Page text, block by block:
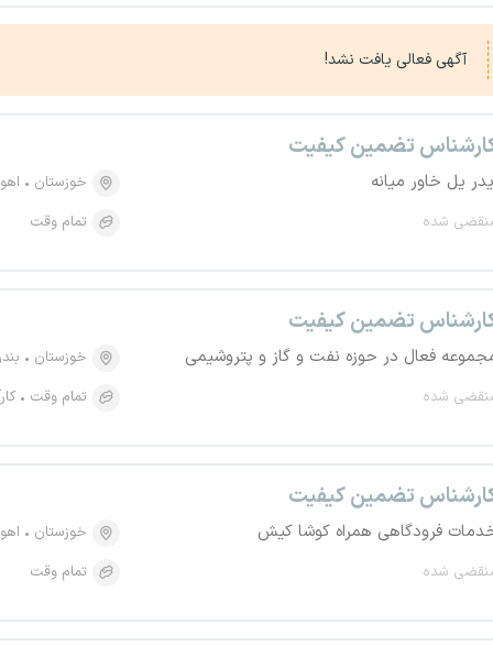
آگهی فعالی یافت نشد!
تضمین کیفیت
یل خاور میانه
شده
خوزستان
تمام وقت
تضمین کیفیت
فعال در حوزه نفت و گاز و پتروشیمی
شده
خوزستان
تمام وقت
تضمین کیفیت
فرودگاهی همراه کوشا کیش
شده
خوزستان
تمام وقت